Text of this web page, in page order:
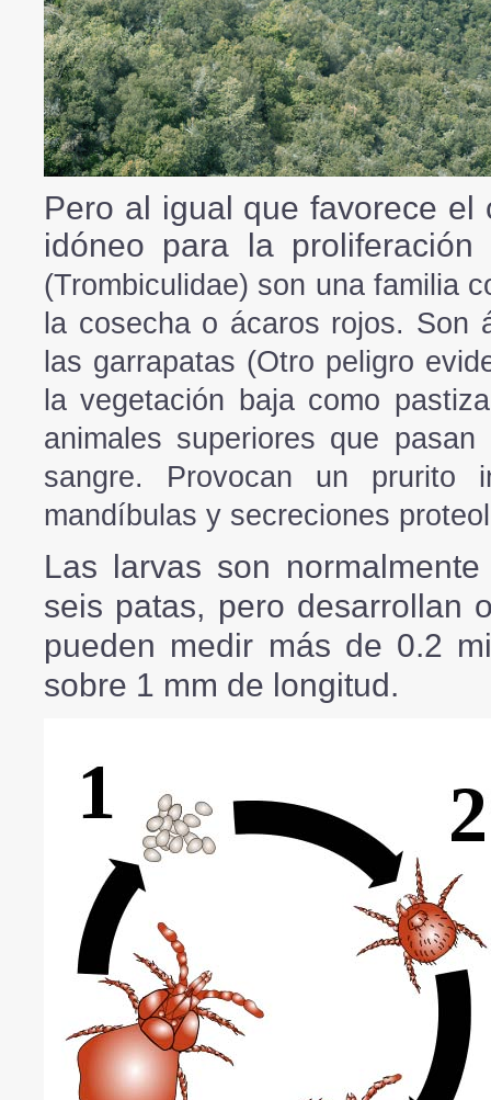
Pero al igual que favorece
idóneo para la
(Trombiculidae) son una familia
la cosecha o ácaros rojos. Son
las garrapatas (Otro peligro
la vegetación baja como
animales superiores que
sangre. Provocan un
mandíbulas y secreciones
Las larvas son
seis patas, pero desarrollan
pueden medir más de 0.2
sobre 1 mm de longitud.